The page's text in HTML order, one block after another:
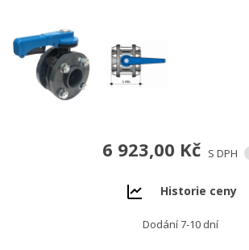
6 923,00 Kč S DPH
Historie ceny
Dodání 7-10 dní